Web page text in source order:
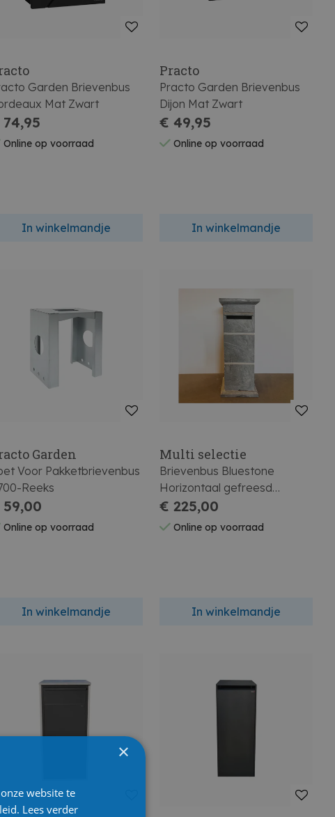
Garden Brievenbus
Mat Zwart
Online op voorraad
In winkelmandje
Practo
Practo Garden Brievenbus
Dijon Mat Zwart
€ 49,95
Online op voorraad
In winkelmandje
Garden
Voor Pakketbrievenbus
Reeks
Online op voorraad
In winkelmandje
Multi selectie
Brievenbus Bluestone
Horizontaal gefreesd
105x40x40cm
€ 225,00
Online op voorraad
In winkelmandje
×
website te
Lees verder